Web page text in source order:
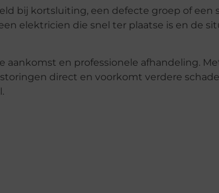
bij kortsluiting, een defecte groep of een
elektricien die snel ter plaatse is en de
aankomst en professionele afhandeling.
direct en voorkomt verdere